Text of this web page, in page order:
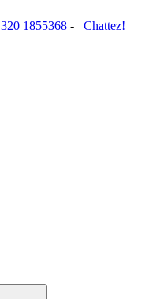
320 1855368 -
Chattez!